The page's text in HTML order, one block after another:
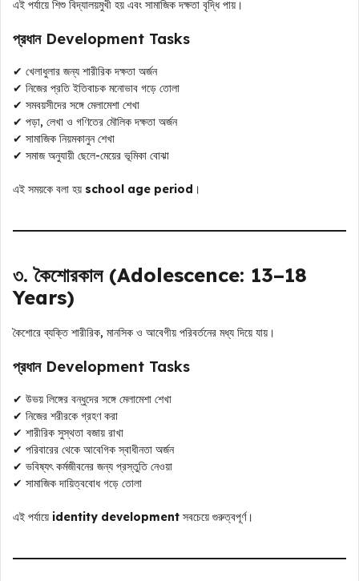
এই পর্যায়ে শিশু বিদ্যালয়মুখী হয় এবং সামাজিক দক্ষতা বৃদ্ধি পায়।
প্রধান Development Tasks
✔ খেলাধুলার জন্য শারীরিক দক্ষতা অর্জন
✔ নিজের প্রতি ইতিবাচক মনোভাব গড়ে তোলা
✔ সমবয়সীদের সঙ্গে মেলামেশা শেখা
✔ পড়া, লেখা ও গণিতের মৌলিক দক্ষতা অর্জন
✔ সামাজিক নিয়মকানুন শেখা
✔ সমাজ অনুযায়ী ছেলে-মেয়ের ভূমিকা বোঝা
এই সময়কে বলা হয় school age period ।
৩. কৈশোরকাল (Adolescence: 13–18
Years)
কৈশোরে ব্যক্তি শারীরিক, মানসিক ও আবেগীয় পরিবর্তনের মধ্য দিয়ে যায়।
প্রধান Development Tasks
✔ উভয় লিঙ্গের বন্ধুদের সঙ্গে মেলামেশা শেখা
✔ নিজের শরীরকে গ্রহণ করা
✔ শারীরিক সুস্থতা বজায় রাখা
✔ পরিবারের থেকে আবেগিক স্বাধীনতা অর্জন
✔ ভবিষ্যৎ কর্মজীবনের জন্য প্রস্তুতি নেওয়া
✔ সামাজিক দায়িত্ববোধ গড়ে তোলা
এই পর্যায়ে identity development সবচেয়ে গুরুত্বপূর্ণ।